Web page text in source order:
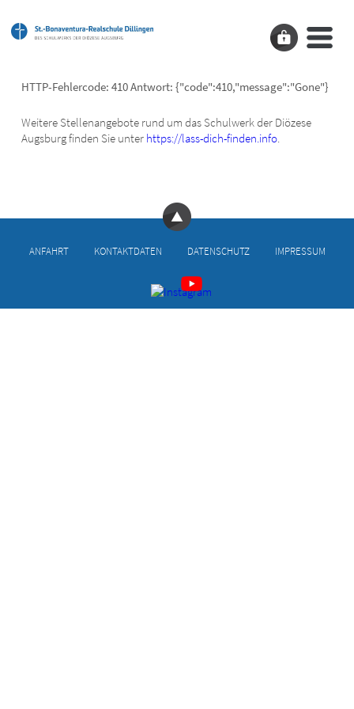
HTTP-Fehlercode: 410 Antwort: {"code":410,"message":"Gone"}
Weitere Stellenangebote rund um das Schulwerk der Diözese
Augsburg finden Sie unter https://lass-dich-finden.info.
ANFAHRT KONTAKT­DATEN DATEN­SCHUTZ IMPRESSUM